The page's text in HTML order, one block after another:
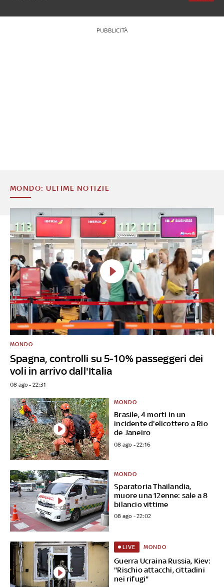
PUBBLICITÀ
MONDO: ULTIME NOTIZIE
Spagna, controlli su 5-10% passeggeri dei
voli in arrivo dall'Italia
MONDO
08 ago - 22:31
Brasile, 4 morti in un
incidente d'elicottero a Rio
de Janeiro
MONDO
08 ago - 22:16
Sparatoria Thailandia,
muore una 12enne: sale a 8
bilancio vittime
MONDO
08 ago - 22:02
Guerra Ucraina Russia, Kiev:
"Rischio attacchi, cittadini
nei rifugi"
LIVE MONDO